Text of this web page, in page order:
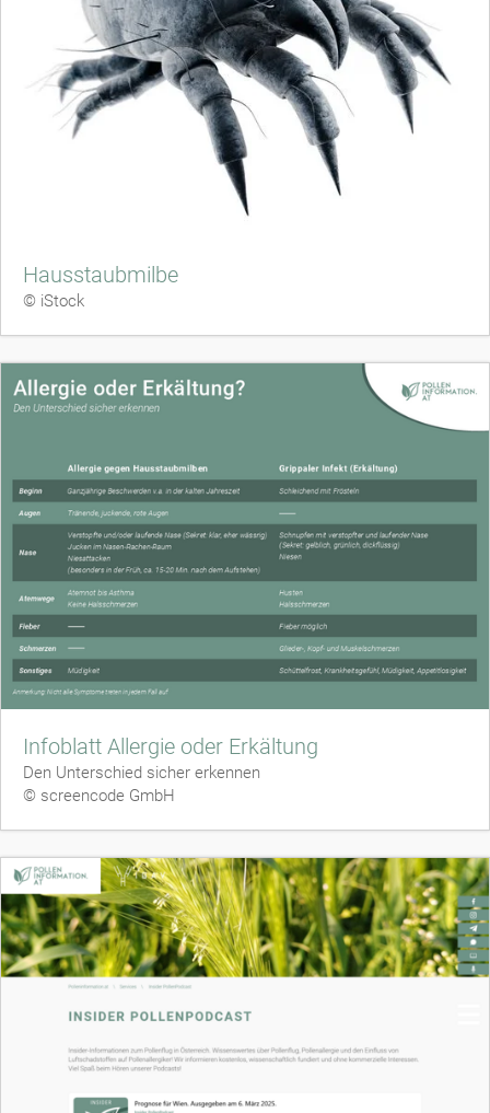
Hausstaubmilbe
© iStock
Infoblatt Allergie oder Erkältung
Den Unterschied sicher erkennen
© screencode GmbH